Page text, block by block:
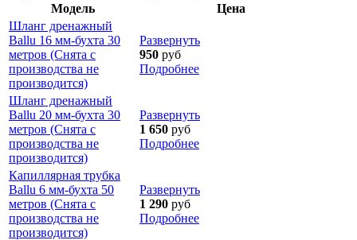
Модель
Цена
Шланг дренажный
Ballu 16 мм-бухта 30
метров (Снята с
производства не
производится)
Развернуть
950 руб
Подробнее
Шланг дренажный
Ballu 20 мм-бухта 30
метров (Снята с
производства не
производится)
Развернуть
1 650 руб
Подробнее
Капиллярная трубка
Ballu 6 мм-бухта 50
метров (Снята с
производства не
производится)
Развернуть
1 290 руб
Подробнее